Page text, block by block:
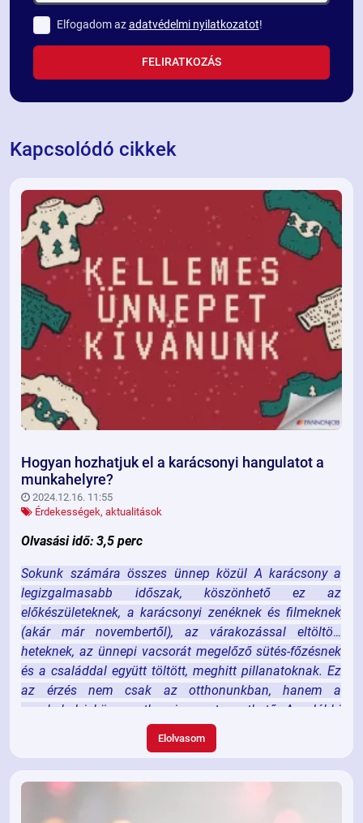
Elfogadom azadatvédelmi nyilatkozatot!
FELIRATKOZÁS
Kapcsolódó cikkek
Hogyan hozhatjuk el a karácsonyi hangulatot a
munkahelyre?
2024.12.16. 11:55
Érdekességek, aktualitások
Olvasási idő: 3,5 perc
Sokunk számára összes ünnep közül A karácsony a
legizgalmasabb időszak, köszönhető ez az
előkészületeknek, a karácsonyi zenéknek és filmeknek
(akár már novembertől), az várakozással eltöltött
heteknek, az ünnepi vacsorát megelőző sütés-főzésnek
és a családdal együtt töltött, meghitt pillanatoknak. Ez
az érzés nem csak az otthonunkban, hanem a
munkahelyi környezetben is megteremthető. Az alábbi
ötletekkel könnyedén elhozhatjuk a karácsony varázsát
Elolvasom